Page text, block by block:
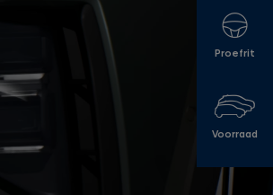
Proefrit
Voorraad